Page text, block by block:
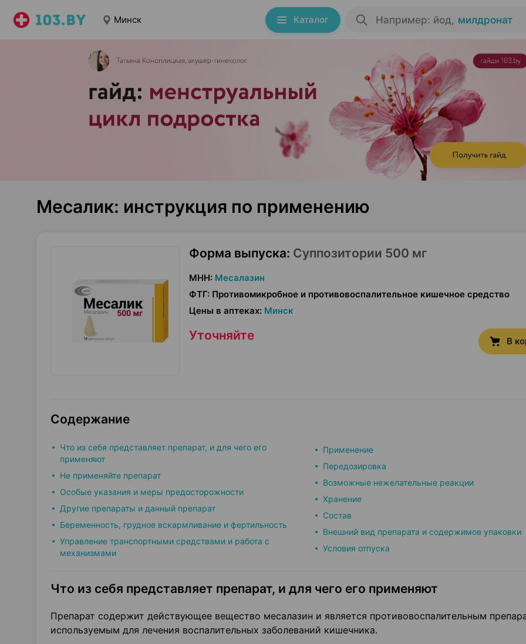
Минск Каталог Например: йод, милдронат
Месалик: инструкция по применению
Форма выпуска: Суппозитории 500 мг
МНН: Месалазин
ФТГ: Противомикробное и противовоспалительное кишечное средство
Цены в аптеках: Минск
Уточняйте В
Содержание
Что из себя представляет препарат, и для чего его
применяют
Не применяйте препарат
Особые указания и меры предосторожности
Другие препараты и данный препарат
Беременность, грудное вскармливание и фертильность
Управление транспортными средствами и работа с
механизмами
Применение
Передозировка
Возможные нежелательные реакции
Хранение
Состав
Внешний вид препарата и содержимое упаковки
Условия отпуска
Что из себя представляет препарат, и для чего его применяют
Препарат содержит действующее вещество месалазин и является противовоспалительным
используемым для лечения воспалительных заболеваний кишечника.